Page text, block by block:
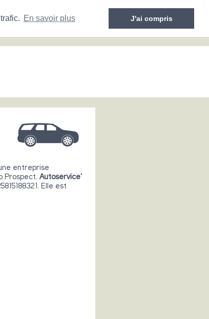
En savoir plus J'ai compris
entreprise
Prospect. Autoservice'
Elle est